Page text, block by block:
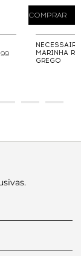
COMPRAR
MARINHA
GREGO